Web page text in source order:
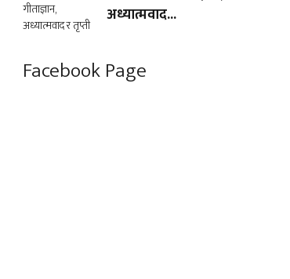
अध्यात्मवाद...
Facebook Page